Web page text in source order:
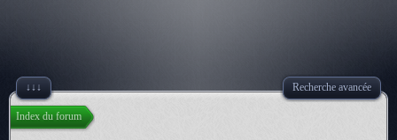
↓↓↓ Recherche avancée
Index du forum